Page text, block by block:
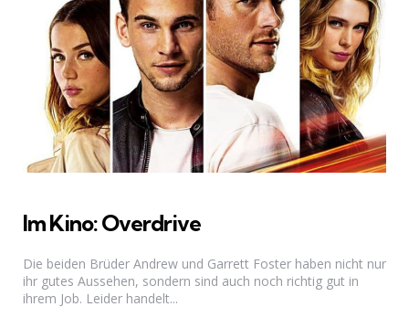
Im Kino: Overdrive
Die beiden Brüder Andrew und Garrett Foster haben nicht nur
ihr gutes Aussehen, sondern sind auch noch richtig gut in
ihrem Job. Leider handelt...